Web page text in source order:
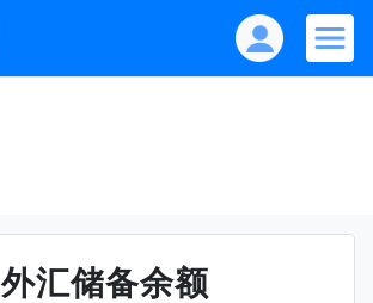
外汇储备余额